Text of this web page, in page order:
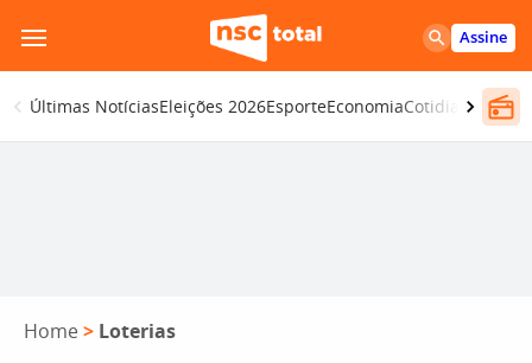
para
o
conteúdo
Assine
Últimas NotíciasEleições 2026EsporteEconomiaCotidiano
Home > Loterias